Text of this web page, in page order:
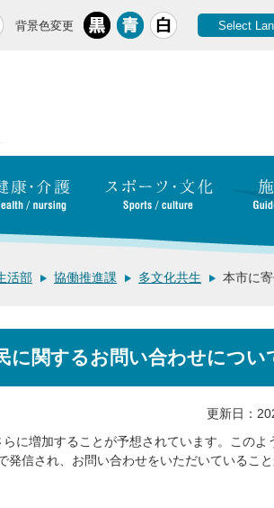
背景色変更 Select
活部 協働推進課 多文化共生 本市に
に関するお問い合わせについ
更新日：
に増加することが予想されています。このよ
発信され、お問い合わせをいただいているこ